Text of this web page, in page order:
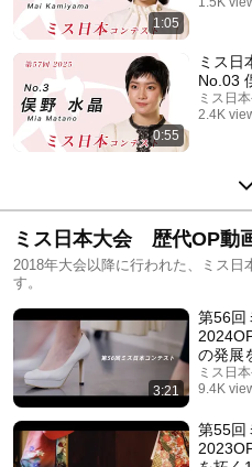
1:05
0:55
ミス
No.03
ミス日
2.4K
ミス日本大会 歴代OP動
2018年大会以降に行われた、ミス
す。
3:21
第56回
の発展
ミス日
9.4K
第55回